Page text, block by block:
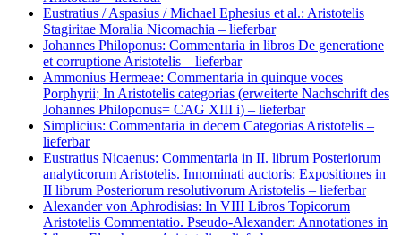
Eustratius / Aspasius / Michael Ephesius et al.: Aristotelis
Stagiritae Moralia Nicomachia – lieferbar
Johannes Philoponus: Commentaria in libros De generatione
et corruptione Aristotelis – lieferbar
Ammonius Hermeae: Commentaria in quinque voces
Porphyrii; In Aristotelis categorias (erweiterte Nachschrift des
Johannes Philoponus= CAG XIII i) – lieferbar
Simplicius: Commentaria in decem Categorias Aristotelis –
lieferbar
Eustratius Nicaenus: Commentaria in II. librum Posteriorum
analyticorum Aristotelis. Innominati auctoris: Expositiones in
II librum Posteriorum resolutivorum Aristotelis – lieferbar
Alexander von Aphrodisias: In VIII Libros Topicorum
Aristotelis Commentatio. Pseudo-Alexander: Annotationes in